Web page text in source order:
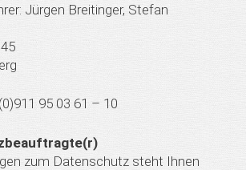
Jürgen Breitinger, Stefan
95 03 61 – 10
zum Datenschutz steht Ihnen